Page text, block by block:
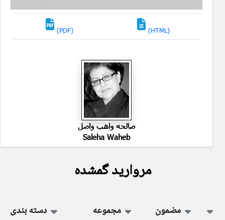
(PDF) (HTML)
صالحه واهب واصل
Saleha Waheb
مروارید گمشده
مضمون مجموعه دسته بندی